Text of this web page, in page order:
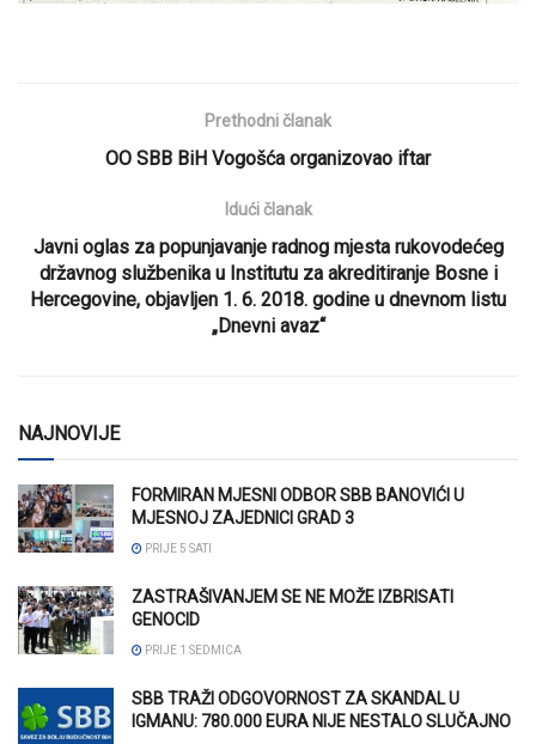
Prethodni članak
OO SBB BiH Vogošća organizovao iftar
Idući članak
Javni oglas za popunjavanje radnog mjesta rukovodećeg
državnog službenika u Institutu za akreditiranje Bosne i
Hercegovine, objavljen 1. 6. 2018. godine u dnevnom listu
„Dnevni avaz“
NAJNOVIJE
FORMIRAN MJESNI ODBOR SBB BANOVIĆI U
MJESNOJ ZAJEDNICI GRAD 3
PRIJE 5 SATI
ZASTRAŠIVANJEM SE NE MOŽE IZBRISATI
GENOCID
PRIJE 1 SEDMICA
SBB TRAŽI ODGOVORNOST ZA SKANDAL U
IGMANU: 780.000 EURA NIJE NESTALO SLUČAJNO